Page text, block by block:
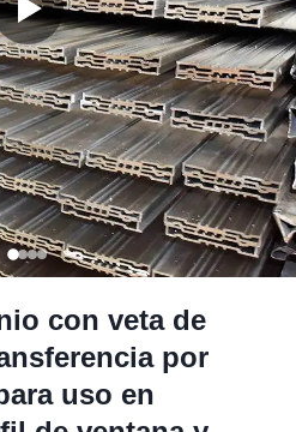
con veta de
por
uso en